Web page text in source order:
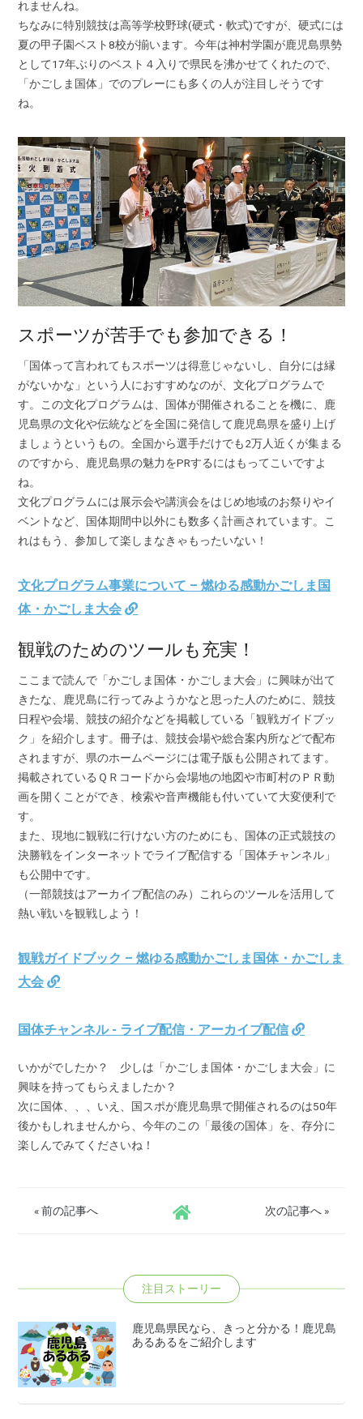
れませんね。
ちなみに特別競技は高等学校野球(硬式・軟式)ですが、硬式には
夏の甲子園ベスト8校が揃います。今年は神村学園が鹿児島県勢
として17年ぶりのベスト４入りで県民を沸かせてくれたので、
「かごしま国体」でのプレーにも多くの人が注目しそうです
ね。
スポーツが苦手でも参加できる！
「国体って言われてもスポーツは得意じゃないし、自分には縁
がないかな」という人におすすめなのが、文化プログラムで
す。この文化プログラムは、国体が開催されることを機に、鹿
児島県の文化や伝統などを全国に発信して鹿児島県を盛り上げ
ましょうというもの。全国から選手だけでも2万人近くが集まる
のですから、鹿児島県の魅力をPRするにはもってこいですよ
ね。
文化プログラムには展示会や講演会をはじめ地域のお祭りやイ
ベントなど、国体期間中以外にも数多く計画されています。こ
れはもう、参加して楽しまなきゃもったいない！
文化プログラム事業について – 燃ゆる感動かごしま国
体・かごしま大会
観戦のためのツールも充実！
ここまで読んで「かごしま国体・かごしま大会」に興味が出て
きたな、鹿児島に行ってみようかなと思った人のために、競技
日程や会場、競技の紹介などを掲載している「観戦ガイドブッ
ク」を紹介します。冊子は、競技会場や総合案内所などで配布
されますが、県のホームページには電子版も公開されてます。
掲載されているＱＲコードから会場地の地図や市町村のＰＲ動
画を開くことができ、検索や音声機能も付いていて大変便利で
す。
また、現地に観戦に行けない方のためにも、国体の正式競技の
決勝戦をインターネットでライブ配信する「国体チャンネル」
も公開中です。
（一部競技はアーカイブ配信のみ）これらのツールを活用して
熱い戦いを観戦しよう！
観戦ガイドブック – 燃ゆる感動かごしま国体・かごしま
大会
国体チャンネル - ライブ配信・アーカイブ配信
いかがでしたか？ 少しは「かごしま国体・かごしま大会」に
興味を持ってもらえましたか？
次に国体、、、いえ、国スポが鹿児島県で開催されるのは50年
後かもしれませんから、今年のこの「最後の国体」を、存分に
楽しんでみてくださいね！
«前の記事へ 次の記事へ»
注目ストーリー
鹿児島県民なら、きっと分かる！鹿児島
あるあるをご紹介します